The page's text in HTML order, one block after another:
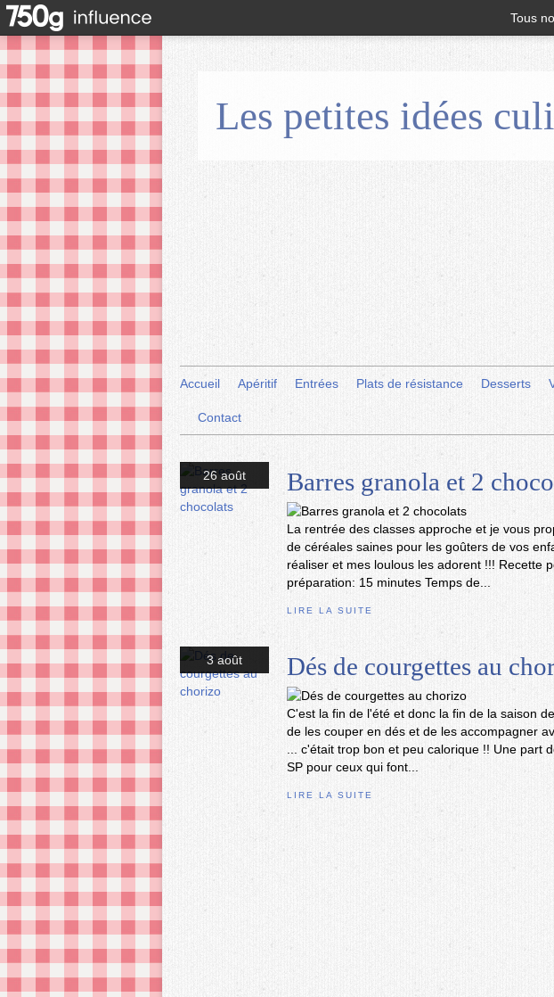
Tous
Les petites idées
Accueil Apéritif Entrées Plats de résistance Desserts
Contact
26 août Barres granola et 2
La rentrée des classes approche et je vous
de céréales saines pour les goûters de vos
réaliser et mes loulous les adorent !!! Recette
préparation: 15 minutes Temps de...
LIRE LA SUITE
3 août Dés de courgettes au
C'est la fin de l'été et donc la fin de la saison
de les couper en dés et de les accompagner
... c'était trop bon et peu calorique !! Une part
SP pour ceux qui font...
LIRE LA SUITE